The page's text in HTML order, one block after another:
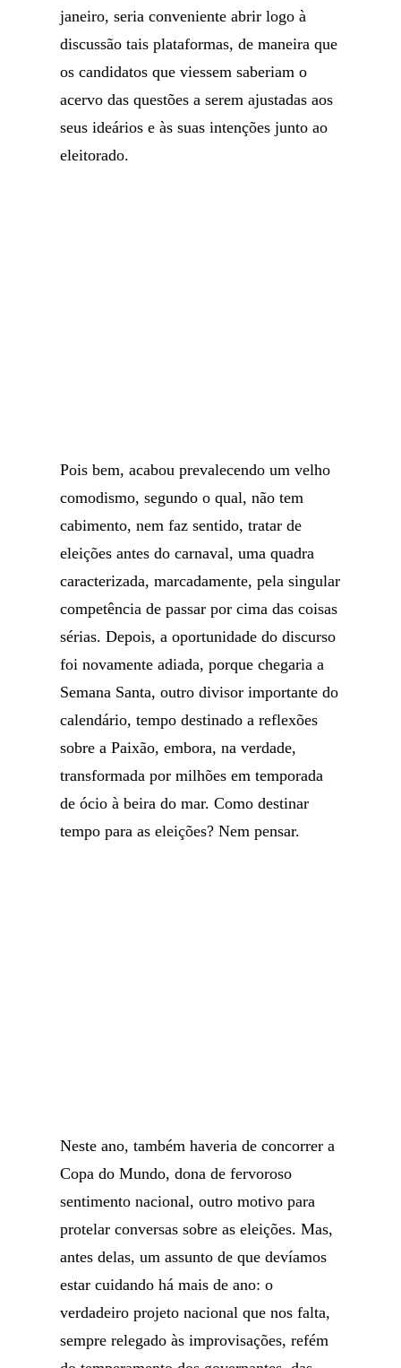
janeiro, seria conveniente abrir logo à
discussão tais plataformas, de maneira que
os candidatos que viessem saberiam o
acervo das questões a serem ajustadas aos
seus ideários e às suas intenções junto ao
eleitorado.
Pois bem, acabou prevalecendo um velho
comodismo, segundo o qual, não tem
cabimento, nem faz sentido, tratar de
eleições antes do carnaval, uma quadra
caracterizada, marcadamente, pela singular
competência de passar por cima das coisas
sérias. Depois, a oportunidade do discurso
foi novamente adiada, porque chegaria a
Semana Santa, outro divisor importante do
calendário, tempo destinado a reflexões
sobre a Paixão, embora, na verdade,
transformada por milhões em temporada
de ócio à beira do mar. Como destinar
tempo para as eleições? Nem pensar.
Neste ano, também haveria de concorrer a
Copa do Mundo, dona de fervoroso
sentimento nacional, outro motivo para
protelar conversas sobre as eleições. Mas,
antes delas, um assunto de que devíamos
estar cuidando há mais de ano: o
verdadeiro projeto nacional que nos falta,
sempre relegado às improvisações, refém